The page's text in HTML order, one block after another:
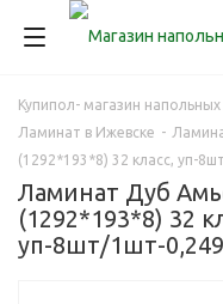
Купипол- магазин
Ламинат в Ижевске -
(1292*193*8) 32 класс, уп-
Ламинат Дуб
(1292*193*8) 32
уп-8шт/1шт-